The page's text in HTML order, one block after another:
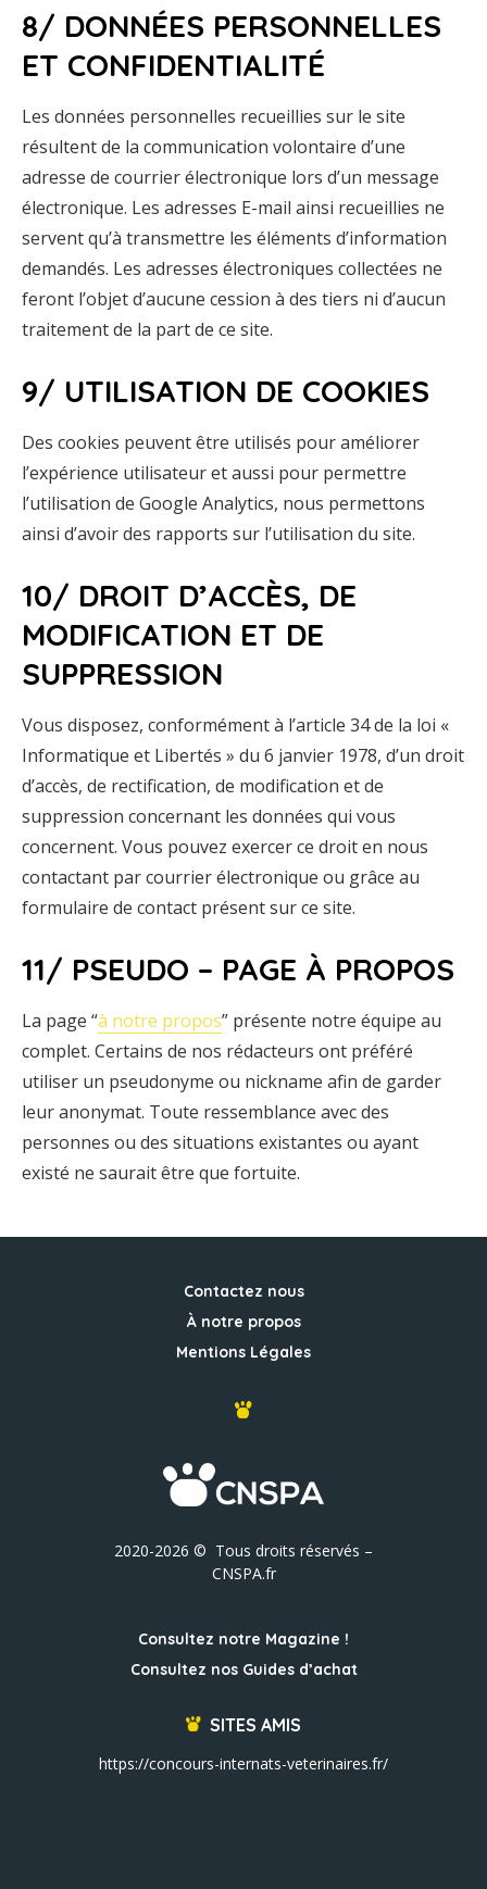
8/ DONNÉES PERSONNELLES
ET CONFIDENTIALITÉ
Les données personnelles recueillies sur le site
résultent de la communication volontaire d’une
adresse de courrier électronique lors d’un message
électronique. Les adresses E-mail ainsi recueillies ne
servent qu’à transmettre les éléments d’information
demandés. Les adresses électroniques collectées ne
feront l’objet d’aucune cession à des tiers ni d’aucun
traitement de la part de ce site.
9/ UTILISATION DE COOKIES
Des cookies peuvent être utilisés pour améliorer
l’expérience utilisateur et aussi pour permettre
l’utilisation de Google Analytics, nous permettons
ainsi d’avoir des rapports sur l’utilisation du site.
10/ DROIT D’ACCÈS, DE
MODIFICATION ET DE
SUPPRESSION
Vous disposez, conformément à l’article 34 de la loi «
Informatique et Libertés » du 6 janvier 1978, d’un droit
d’accès, de rectification, de modification et de
suppression concernant les données qui vous
concernent. Vous pouvez exercer ce droit en nous
contactant par courrier électronique ou grâce au
formulaire de contact présent sur ce site.
11/ PSEUDO – PAGE À PROPOS
La page “à notre propos” présente notre équipe au
complet. Certains de nos rédacteurs ont préféré
utiliser un pseudonyme ou nickname afin de garder
leur anonymat. Toute ressemblance avec des
personnes ou des situations existantes ou ayant
existé ne saurait être que fortuite.
Contactez nous
À notre propos
Mentions Légales
2020-2026 © Tous droits réservés –
CNSPA.fr
Consultez notre Magazine !
Consultez nos Guides d’achat
SITES AMIS
https://concours-internats-veterinaires.fr/